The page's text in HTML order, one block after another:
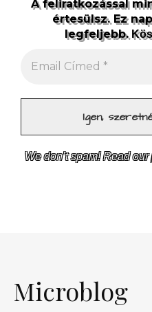
A feliratkozással
értesülsz. Ez
legfeljebb.
We don’t spam! Read our
Microblog